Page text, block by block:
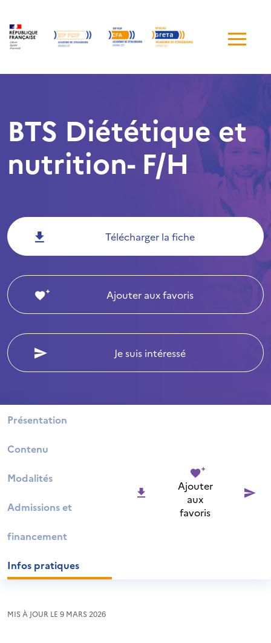
de
BTS Diététique et
nutrition- F/H
Télécharger la fiche
Ajouter aux favoris
Je suis intéressé
Présentation
Contenu
Modalités
Admissions et
financement
Infos pratiques
Ajouter
aux
favoris
MIS À JOUR LE 9 MARS 2026